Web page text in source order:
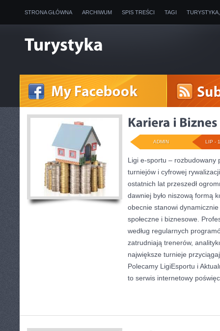
STRONA GŁÓWNA ARCHIWUM SPIS TREŚCI TAGI
LIP -
ADMIN
Ligi e-sportu – rozbudowany
turniejów i cyfrowej
ostatnich lat przeszedł
dawniej było niszową formą
obecnie stanowi
społeczne i biznesowe.
według regularnych
zatrudniają trenerów,
największe turnieje
Polecamy LigiEsportu i
to serwis internetowy